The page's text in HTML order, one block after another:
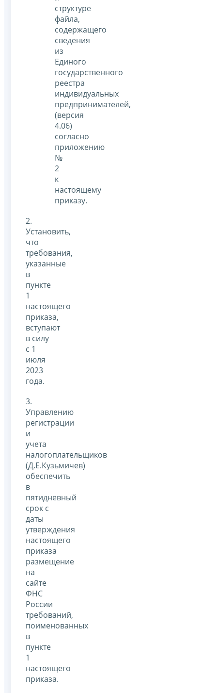
структуре
файла,
содержащего
сведения
из
Единого
государственного
реестра
индивидуальных
предпринимателей,
(версия
4.06)
согласно
приложению
№
2
к
настоящему
приказу.
2.
Установить,
что
требования,
указанные
в
пункте
1
настоящего
приказа,
вступают
в силу
с 1
июля
2023
года.
3.
Управлению
регистрации
и
учета
налогоплательщиков
(Д.Е.Кузьмичев)
обеспечить
в
пятидневный
срок с
даты
утверждения
настоящего
приказа
размещение
на
сайте
ФНС
России
требований,
поименованных
в
пункте
1
настоящего
приказа.